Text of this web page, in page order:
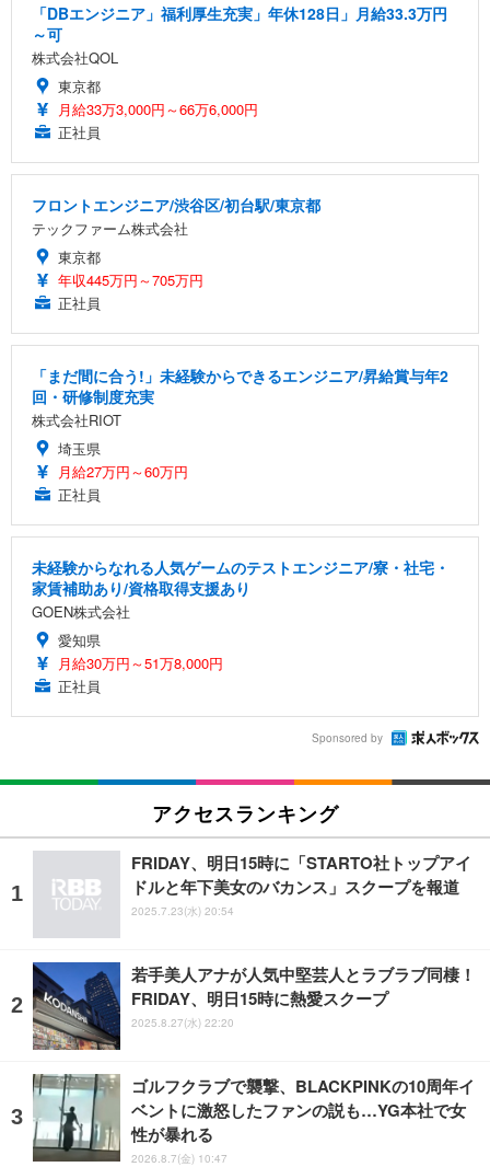
「DBエンジニア」福利厚生充実」年休128日」月給33.3万円
～可
株式会社QOL
東京都
月給33万3,000円～66万6,000円
正社員
フロントエンジニア/渋谷区/初台駅/東京都
テックファーム株式会社
東京都
年収445万円～705万円
正社員
「まだ間に合う!」未経験からできるエンジニア/昇給賞与年2
回・研修制度充実
株式会社RIOT
埼玉県
月給27万円～60万円
正社員
未経験からなれる人気ゲームのテストエンジニア/寮・社宅・
家賃補助あり/資格取得支援あり
GOEN株式会社
愛知県
月給30万円～51万8,000円
正社員
Sponsored by
アクセスランキング
FRIDAY、明日15時に「STARTO社トップアイ
ドルと年下美女のバカンス」スクープを報道
2025.7.23(水) 20:54
若手美人アナが人気中堅芸人とラブラブ同棲！
FRIDAY、明日15時に熱愛スクープ
2025.8.27(水) 22:20
ゴルフクラブで襲撃、BLACKPINKの10周年イ
ベントに激怒したファンの説も…YG本社で女
性が暴れる
2026.8.7(金) 10:47